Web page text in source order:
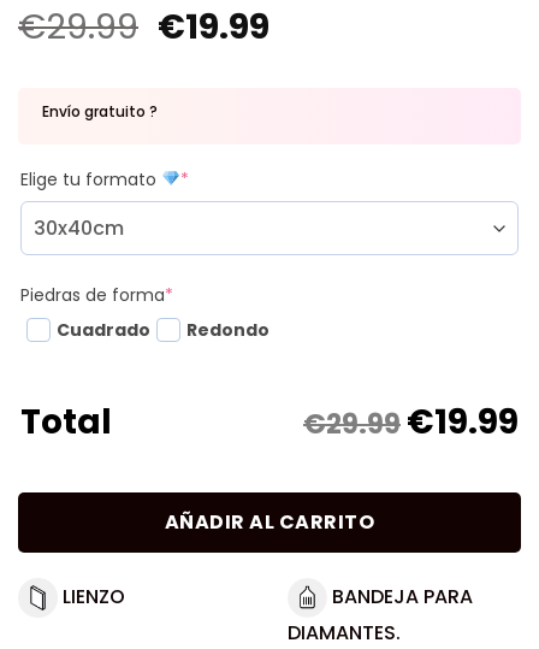
€29.99 €19.99
Envío gratuito ?
Elige tu formato *
Piedras de forma*
Cuadrado
Redondo
Total €29.99€19.99
AÑADIR AL CARRITO
LIENZO
BANDEJA PARA
DIAMANTES.